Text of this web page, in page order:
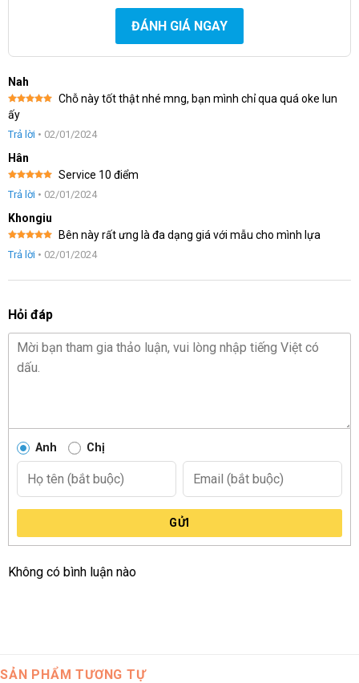
ĐÁNH GIÁ NGAY
Nah
Được xếp
hạng
sao
Chỗ này tốt thật nhé mng, bạn mình chỉ qua quá oke lun
ấy
Trả lời • 02/01/2024
Hân
Được xếp
hạng5 5
Service 10 điểm
Trả lời • 02/01/2024
Khongiu
Được xếp
hạng5 5
Bên này rất ưng là đa dạng giá với mẫu cho mình lựa
Trả lời • 02/01/2024
Hỏi đáp
Anh Chị
GỬI
Không có bình luận nào
SẢN PHẨM TƯƠNG TỰ